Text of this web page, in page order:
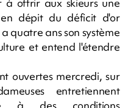
dépit du déficit d'or
quatre ans son système
et entend l'étendre
ouvertes mercredi, sur
entretiennent